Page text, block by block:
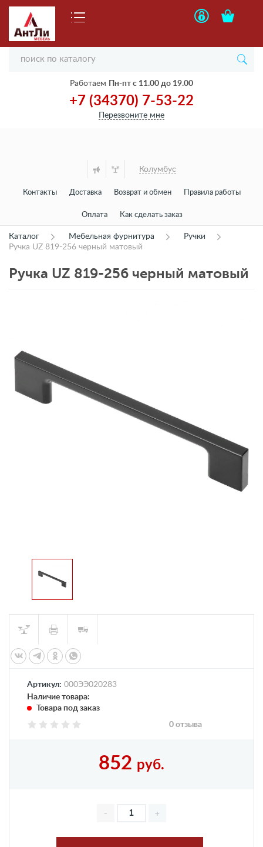
Работаем Пн-пт с 11.00 до 19.00
+7 (34370) 7-53-22
Перезвоните мне
Колумбус
Контакты Доставка Возврат и обмен Правила работы
Оплата Как сделать заказ
Каталог Мебельная фурнитура
Ручки
Ручка UZ 819-256 черный матовый
Ручка UZ 819-256 черный матовый
Артикул: 000ЭЭ020283
Наличие товара:
Товара под заказ
0 отзыва
852 руб.